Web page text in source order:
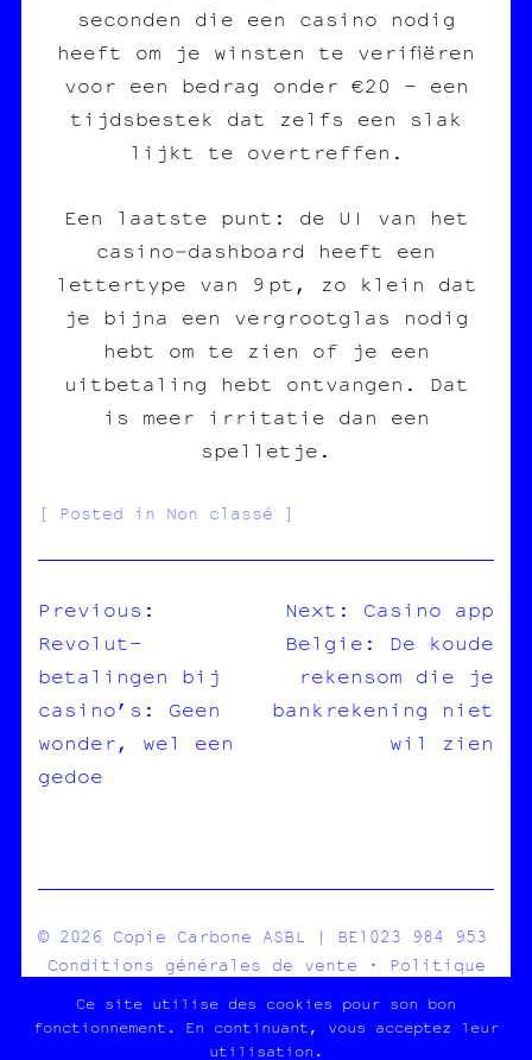
seconden die een casino nodig
heeft om je winsten te verifiëren
voor een bedrag onder €20 – een
tijdsbestek dat zelfs een slak
lijkt te overtreffen.
Een laatste punt: de UI van het
casino‑dashboard heeft een
lettertype van 9 pt, zo klein dat
je bijna een vergrootglas nodig
hebt om te zien of je een
uitbetaling hebt ontvangen. Dat
is meer irritatie dan een
spelletje.
Posted in Non classé
NAVIGATION
DE
L’ARTICLE
Previous:
Revolut-
betalingen bij
casino’s: Geen
wonder, wel een
gedoe
Next:
Casino app
Belgie: De koude
rekensom die je
bankrekening niet
wil zien
© 2026 Copie Carbone ASBL | BE1023 984 953
Conditions générales de vente · Politique
Ce site utilise des cookies pour son bon
fonctionnement. En continuant, vous acceptez leur
utilisation.